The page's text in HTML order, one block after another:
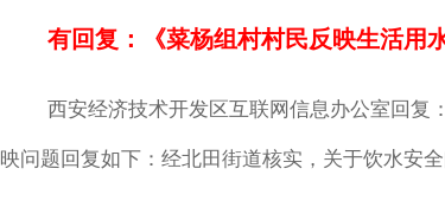
有回复：《菜杨组村村民反映生活用
西安经济技术开发区互联网信息办公室回复
映问题回复如下：经北田街道核实，关于饮水安